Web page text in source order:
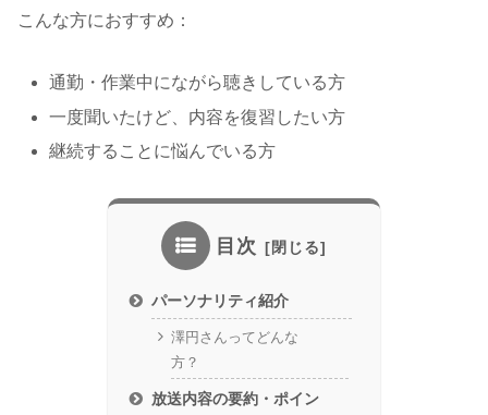
こんな方におすすめ：
通勤・作業中にながら聴きしている方
一度聞いたけど、内容を復習したい方
継続することに悩んでいる方
目次
パーソナリティ紹介
澤円さんってどんな
方？
放送内容の要約・ポイン